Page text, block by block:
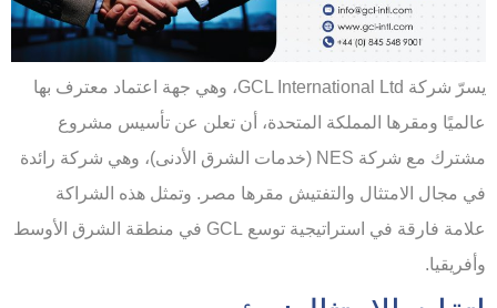
يسرّ شركة GCL International Ltd، وهي جهة اعتماد معترف بها
عالميًا ومقرها المملكة المتحدة، أن تعلن عن تأسيس مشروع
مشترك مع شركة NES (خدمات الشرق الأدنى)، وهي شركة رائدة
في مجال الامتثال والتفتيش مقرها مصر. وتمثل هذه الشراكة
علامة فارقة في استراتيجية توسع GCL في منطقة الشرق الأوسط
وأفريقيا.